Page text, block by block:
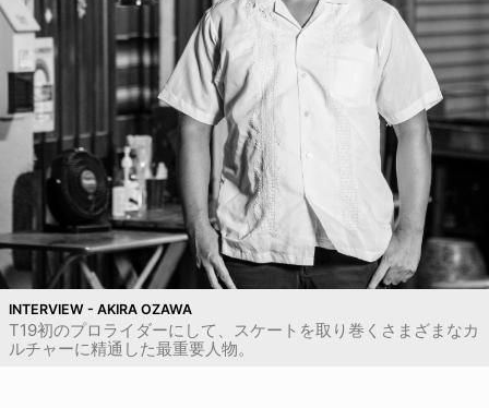
INTERVIEW - AKIRA OZAWA
T19初のプロライダーにして、スケートを取り巻くさまざまなカ
ルチャーに精通した最重要人物。